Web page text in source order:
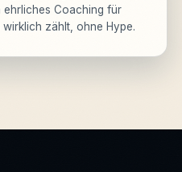
ehrliches Coaching für
zählt, ohne Hype.